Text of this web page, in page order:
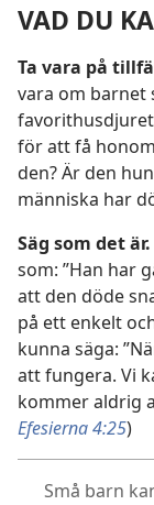
VAD DU
Ta vara på
vara om barnet
för att få
den? Är den
människa har
Säg som det är.
som: ”Han har
att den döde
på ett enkelt
kunna säga:
att fungera. Vi
kommer aldrig
Efesierna 4:25)
Små barn